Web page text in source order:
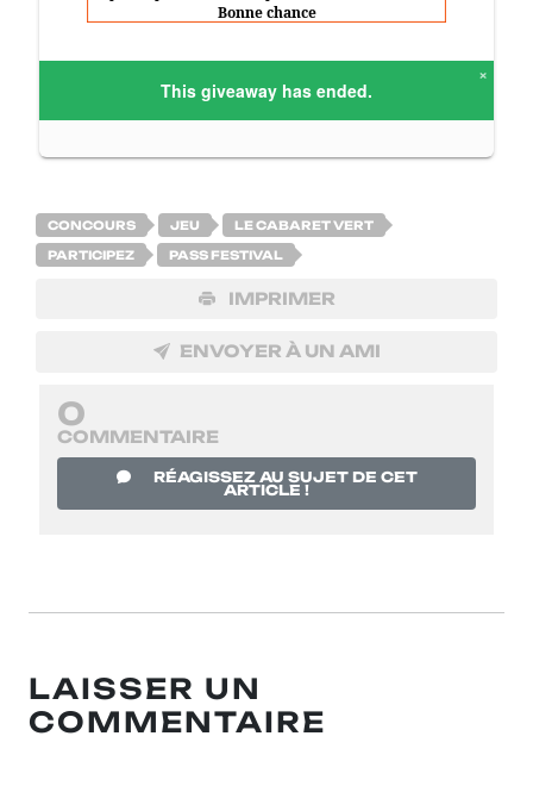
CONCOURS JEU LE CABARET VERT
PARTICIPEZ PASS FESTIVAL
IMPRIMER
ENVOYER À UN AMI
0
COMMENTAIRE
RÉAGISSEZ AU SUJET DE CET
ARTICLE !
LAISSER UN
COMMENTAIRE